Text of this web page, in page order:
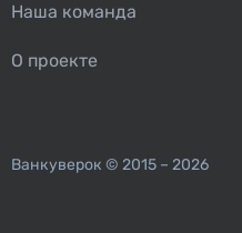
Наша команда
О проекте
Ванкуверок © 2015 – 2026